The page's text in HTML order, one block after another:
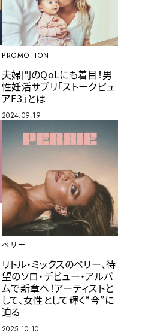
PROMOTION
夫婦間のQoLにも着目！男
性妊活サプリ「ストークピュ
アF3」とは
2024.09.19
ペリー
リトル・ミックスのペリー、待
望のソロ・デビュー・アルバ
ムで新章へ！アーティストと
して、女性として輝く“今”に
迫る
2025.10.10